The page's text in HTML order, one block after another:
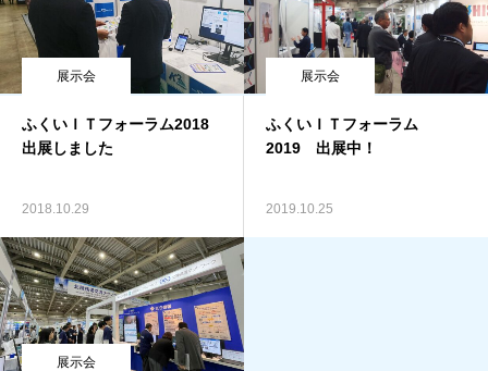
展示会
ふくいＩＴフォーラム2018
出展しました
2018.10.29
展示会
ふくいＩＴフォーラム
2019 出展中！
2019.10.25
展示会